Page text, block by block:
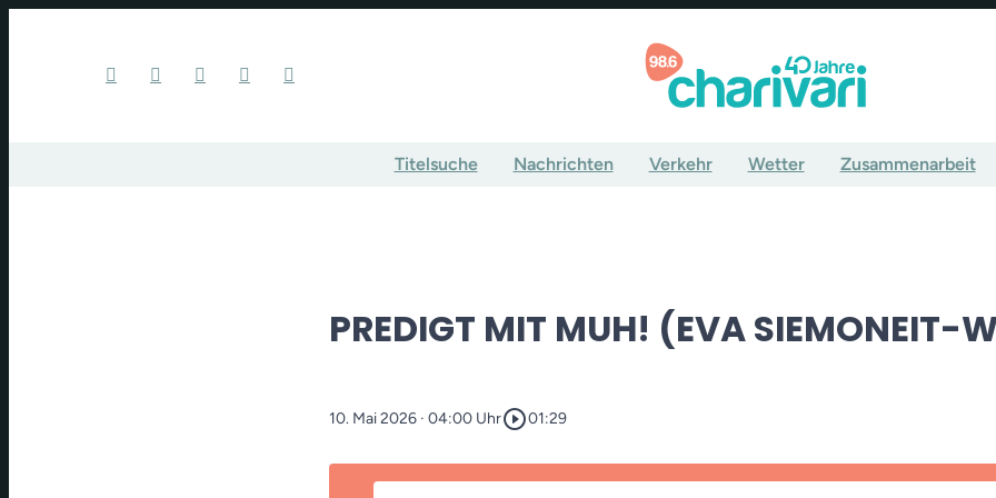
Titelsuche Nachrichten Verkehr Wetter Zusammenarbeit
PREDIGT MIT MUH! (EVA SIEMONEIT-
10. Mai 2026 · 04:00 Uhrplay_circle_outline01:29